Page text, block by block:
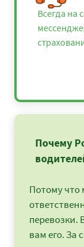
Всегда на
Почему
Потому
перевозки.
вам его. За